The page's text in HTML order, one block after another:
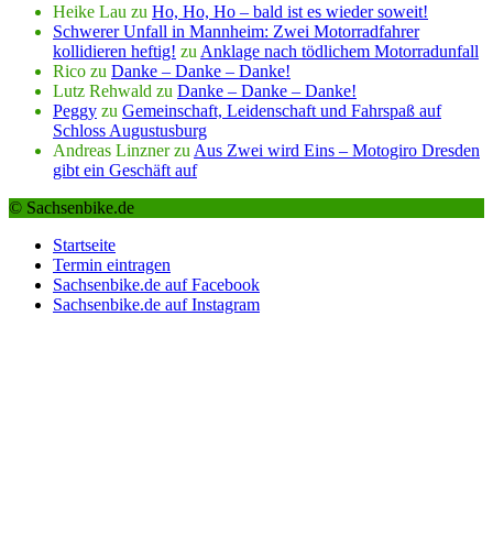
Heike Lau zu Ho, Ho, Ho – bald ist es wieder soweit!
Schwerer Unfall in Mannheim: Zwei Motorradfahrer
kollidieren heftig! zu Anklage nach tödlichem Motorradunfall
Rico zu Danke – Danke – Danke!
Lutz Rehwald zu Danke – Danke – Danke!
Peggy zu Gemeinschaft, Leidenschaft und Fahrspaß auf
Schloss Augustusburg
Andreas Linznerzu Aus Zwei wird Eins – Motogiro Dresden
gibt ein Geschäft auf
© Sachsenbike.de
Startseite
Termin eintragen
Sachsenbike.de auf Facebook
Sachsenbike.de auf Instagram